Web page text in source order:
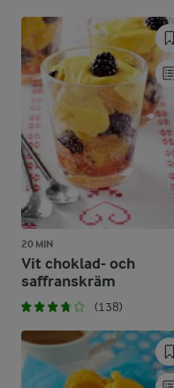
20 MIN
Vit choklad- och
saffranskräm
(138)